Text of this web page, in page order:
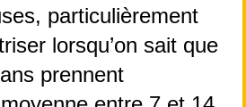
particulièrement
lorsqu’on sait que
prennent